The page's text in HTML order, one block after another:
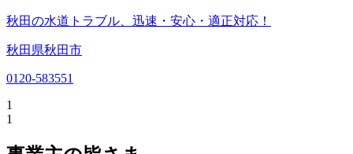
秋田の水道トラブル、迅速・安心・適正対応！
秋田県秋田市
0120-583551
1
1